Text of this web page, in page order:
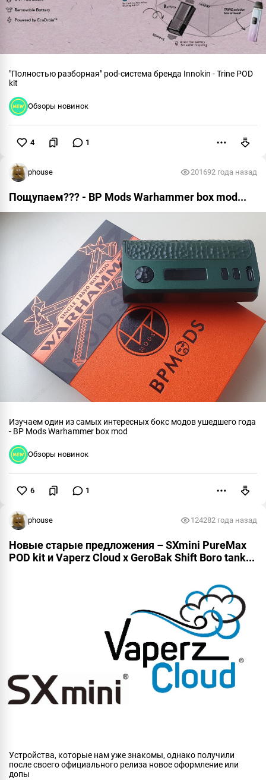
"Полностью разборная" pod-система бренда Innokin - Trine POD
kit
Обзоры новинок
4 1
phouse 201692 года назад
Пощупаем??? - BP Mods Warhammer box mod...
Изучаем один из самых интересных бокс модов ушедшего года
- BP Mods Warhammer box mod
Обзоры новинок
6 1
phouse 124282 года назад
Новые старые предложения – SXmini PureMax
POD kit и Vaperz Cloud x GeroBak Shift Boro tank...
Устройства, которые нам уже знакомы, однако получили
после своего официального релиза новое оформление или
допы